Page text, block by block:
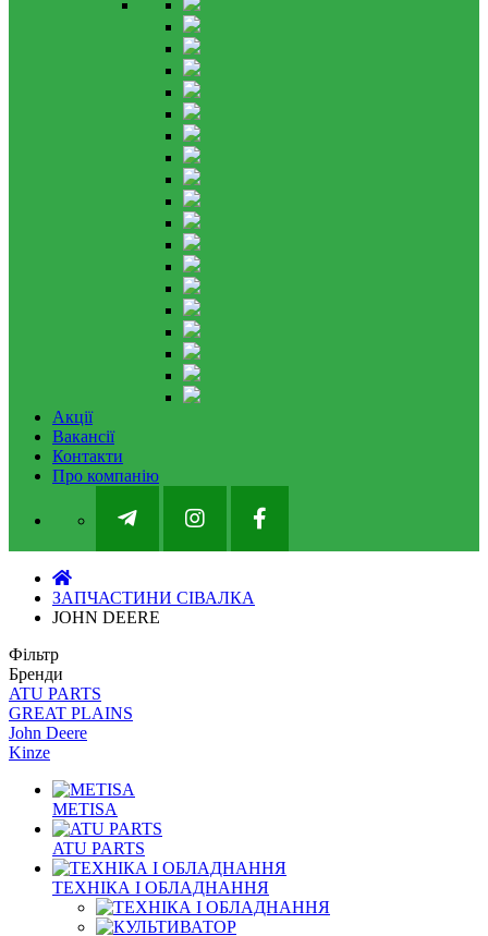
Акції
Вакансії
Контакти
Про компанію
ЗАПЧАСТИНИ СІВАЛКА
JOHN DEERE
Фільтр
Бренди
ATU PARTS
GREAT PLAINS
John Deere
Kinze
METISA
ATU PARTS
ТЕХНІКА І ОБЛАДНАННЯ